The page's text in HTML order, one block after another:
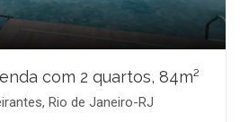
com 2 quartos, 84m²
Rio de Janeiro-RJ